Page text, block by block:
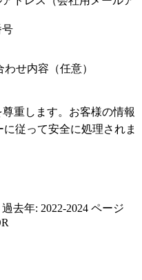
号
わせ内容（任意）
重します。お客様の情報
従って安全に処理されま
過去年: 2022-2024 ページ